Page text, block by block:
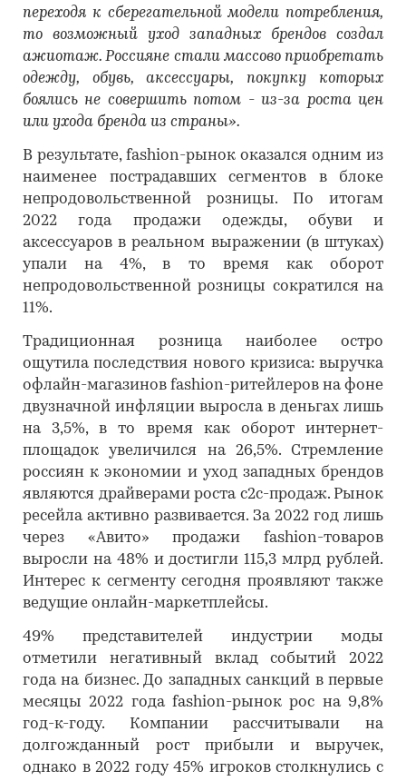
переходя к сберегательной модели потребления,
то возможный уход западных брендов создал
ажиотаж. Россияне стали массово приобретать
одежду, обувь, аксессуары, покупку которых
боялись не совершить потом - из-за роста цен
или ухода бренда из страны».
В результате, fashion-рынок оказался одним из
наименее пострадавших сегментов в блоке
непродовольственной розницы. По итогам
2022 года продажи одежды, обуви и
аксессуаров в реальном выражении (в штуках)
упали на 4%, в то время как оборот
непродовольственной розницы сократился на
11%.
Традиционная розница наиболее остро
ощутила последствия нового кризиса: выручка
офлайн-магазинов fashion-ритейлеров на фоне
двузначной инфляции выросла в деньгах лишь
на 3,5%, в то время как оборот интернет-
площадок увеличился на 26,5%. Стремление
россиян к экономии и уход западных брендов
являются драйверами роста c2c-продаж. Рынок
ресейла активно развивается. За 2022 год лишь
через «Авито» продажи fashion-товаров
выросли на 48% и достигли 115,3 млрд рублей.
Интерес к сегменту сегодня проявляют также
ведущие онлайн-маркетплейсы.
49% представителей индустрии моды
отметили негативный вклад событий 2022
года на бизнес. До западных санкций в первые
месяцы 2022 года fashion-рынок рос на 9,8%
год-к-году. Компании рассчитывали на
долгожданный рост прибыли и выручек,
однако в 2022 году 45% игроков столкнулись с